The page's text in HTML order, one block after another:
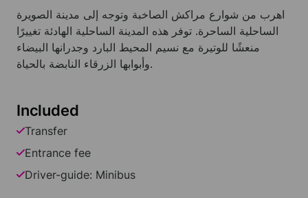
اهرب من شوارع مراكش الصاخبة وتوجه إلى مدينة الصويرة
الساحلية الساحرة. توفر هذه المدينة الساحلية الهادئة تغييرًا
منعشًا للوتيرة مع نسيم المحيط البارد وجدرانها البيضاء
وأبوابها الزرقاء النابضة بالحياة.
Included
Transfer
Entrance fee
Driver-guide: Minibus